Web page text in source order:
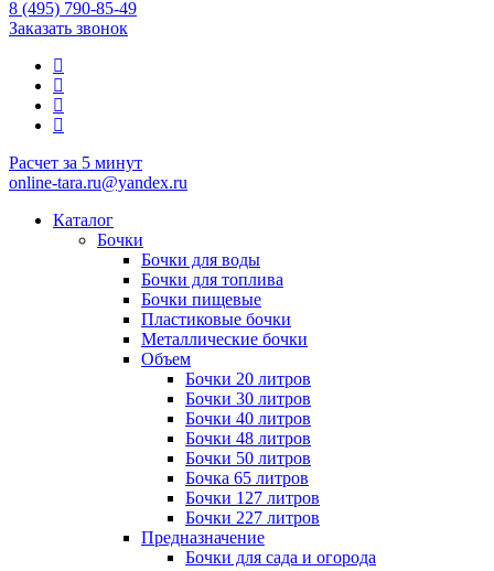
8 (495) 790-85-49
Заказать звонок
Расчет за 5 минут
online-tara.ru@yandex.ru
Каталог
Бочки
Бочки для воды
Бочки для топлива
Бочки пищевые
Пластиковые бочки
Металлические бочки
Объем
Бочки 20 литров
Бочки 30 литров
Бочки 40 литров
Бочки 48 литров
Бочки 50 литров
Бочка 65 литров
Бочки 127 литров
Бочки 227 литров
Предназначение
Бочки для сада и огорода